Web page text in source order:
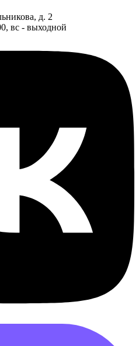
д. 2
вс - выходной